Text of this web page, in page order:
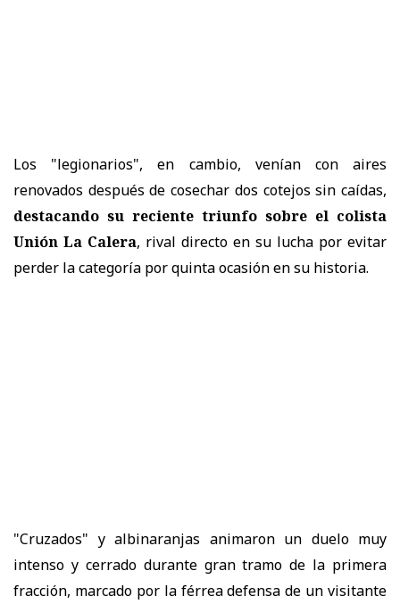
Los "legionarios", en cambio, venían con aires
renovados después de cosechar dos cotejos sin caídas,
destacando su reciente triunfo sobre el colista
Unión La Calera, rival directo en su lucha por evitar
perder la categoría por quinta ocasión en su historia.
"Cruzados" y albinaranjas animaron un duelo muy
intenso y cerrado durante gran tramo de la primera
fracción, marcado por la férrea defensa de un visitante